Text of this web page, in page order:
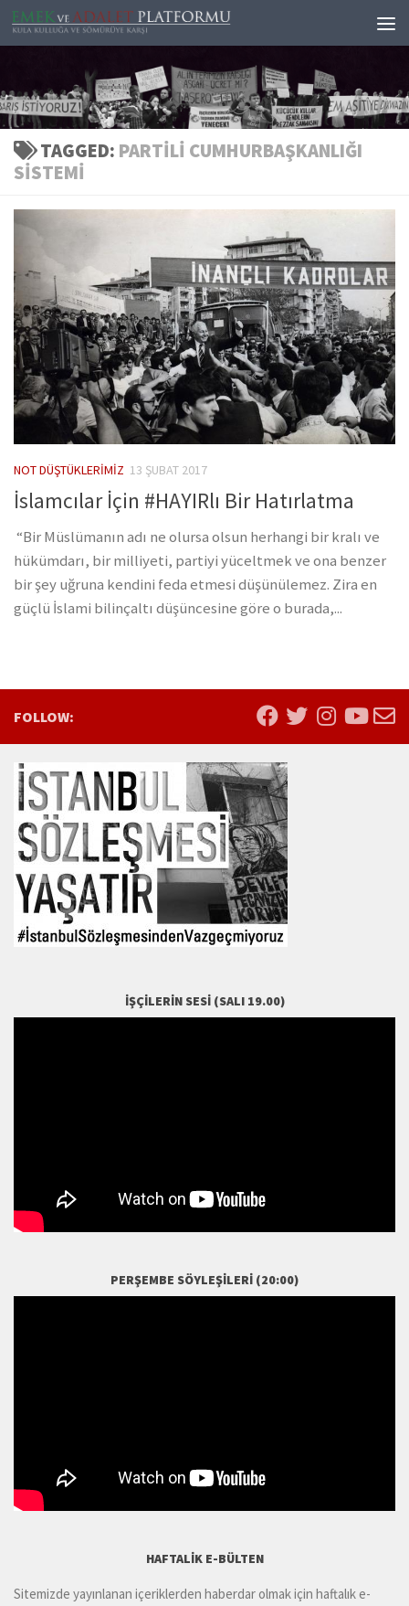
Skip to content
TAGGED: PARTILI CUMHURBAŞKANLIĞI
SISTEMI
NOT DÜŞTÜKLERIMIZ 13 ŞUBAT 2017
İslamcılar İçin #HAYIRlı Bir Hatırlatma
“Bir Müslümanın adı ne olursa olsun herhangi bir kralı ve
hükümdarı, bir milliyeti, partiyi yüceltmek ve ona benzer
bir şey uğruna kendini feda etmesi düşünülemez. Zira en
güçlü İslami bilinçaltı düşüncesine göre o burada,...
FOLLOW:
İŞÇILERIN SESI (SALI 19.00)
PERŞEMBE SÖYLEŞILERI (20:00)
HAFTALIK E-BÜLTEN
Sitemizde yayınlanan içeriklerden haberdar olmak için haftalık e-